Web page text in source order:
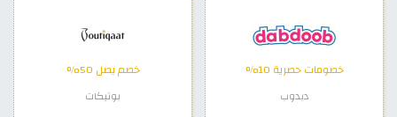
خصومات حصرية 10%
دبدوب
خصم يصل 50%
بوتيكات